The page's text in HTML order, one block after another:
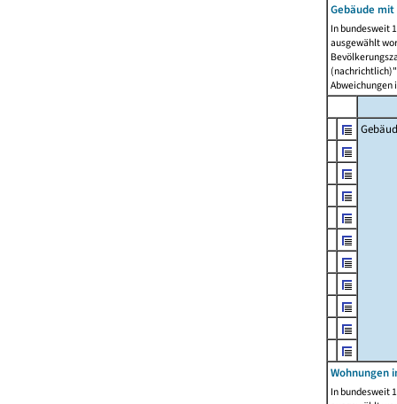
Gebäude
In bundesweit
ausgewählt
Abweichungen
Wohnungen
In bundesweit